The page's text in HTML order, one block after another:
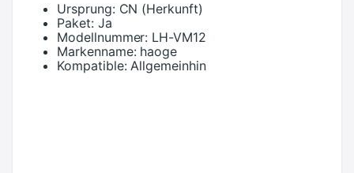
Ursprung: CN (Herkunft)
Paket: Ja
Modellnummer: LH-VM12
Markenname: haoge
Kompatible: Allgemeinhin